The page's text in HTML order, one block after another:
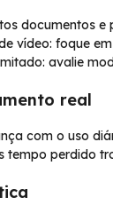
documentos e
vídeo: foque
avalie
real
com o uso
tempo perdido